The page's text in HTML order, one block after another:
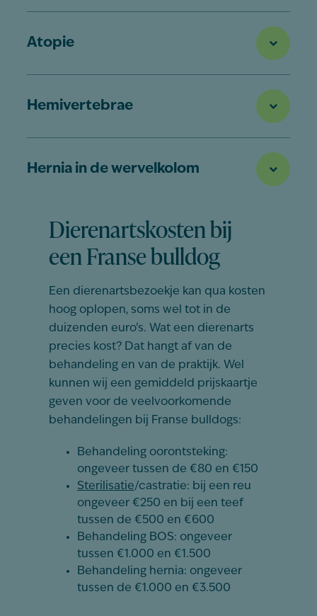
Atopie
Hemivertebrae
Hernia in de wervelkolom
Dierenartskosten bij
een Franse bulldog
Een dierenartsbezoekje kan qua kosten
hoog oplopen, soms wel tot in de
duizenden euro’s. Wat een dierenarts
precies kost? Dat hangt af van de
behandeling en van de praktijk. Wel
kunnen wij een gemiddeld prijskaartje
geven voor de veelvoorkomende
behandelingen bij Franse bulldogs:
Behandeling oorontsteking:
ongeveer tussen de €80 en €150
Sterilisatie/castratie: bij een reu
ongeveer €250 en bij een teef
tussen de €500 en €600
Behandeling BOS: ongeveer
tussen €1.000 en €1.500
Behandeling hernia: ongeveer
tussen de €1.000 en €3.500